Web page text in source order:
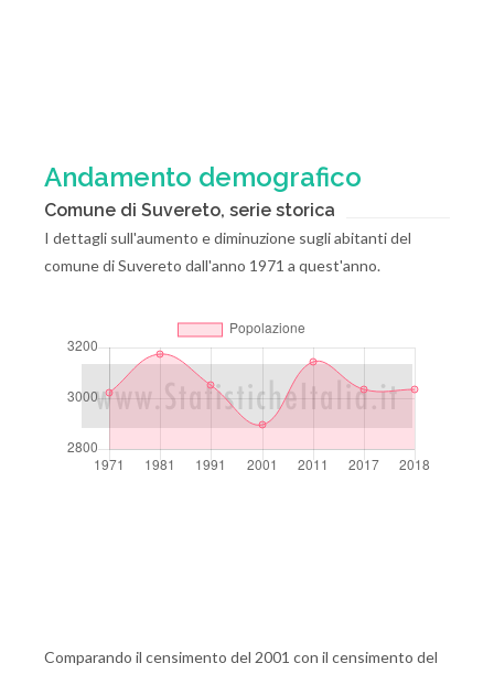
Andamento demografico
Comune di Suvereto, serie storica
I dettagli sull'aumento e diminuzione sugli abitanti del
comune di Suvereto dall'anno 1971 a quest'anno.
Comparando il censimento del 2001 con il censimento del